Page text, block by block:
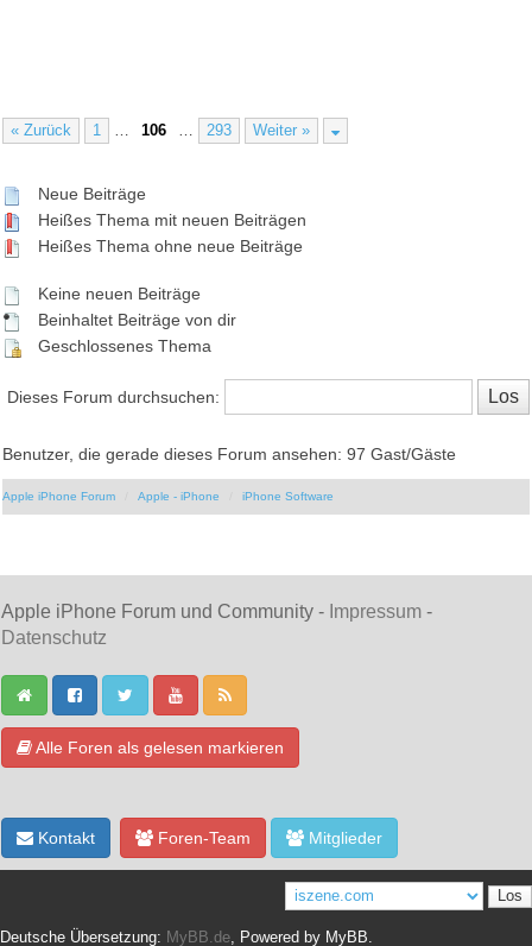
« Zurück 1 … 106 … 293 Weiter »
Neue Beiträge
Heißes Thema mit neuen Beiträgen
Heißes Thema ohne neue Beiträge
Keine neuen Beiträge
Beinhaltet Beiträge von dir
Geschlossenes Thema
Dieses Forum durchsuchen:
Benutzer, die gerade dieses Forum ansehen: 97 Gast/Gäste
Apple iPhone Forum Apple - iPhone iPhone Software
Apple iPhone Forum und Community - Impressum -
Datenschutz
Alle Foren als gelesen markieren
Kontakt Foren-Team Mitglieder
Deutsche Übersetzung: MyBB.de, Powered by MyBB.